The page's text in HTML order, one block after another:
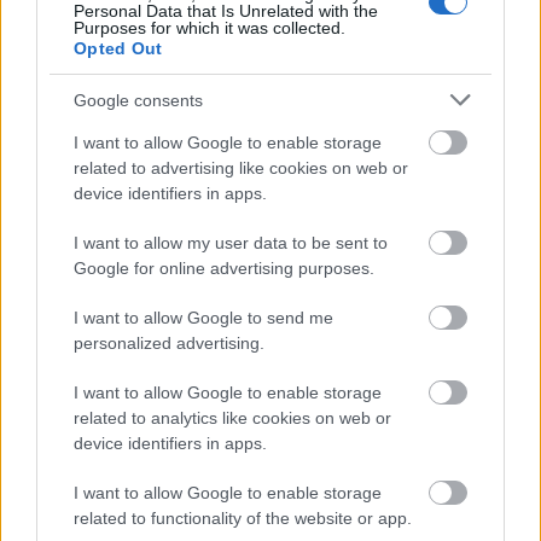
Personal Data that Is Unrelated with the
Purposes for which it was collected.
Opted Out
Google consents
I want to allow Google to enable storage
related to advertising like cookies on web or
device identifiers in apps.
I want to allow my user data to be sent to
Google for online advertising purposes.
I want to allow Google to send me
personalized advertising.
I want to allow Google to enable storage
related to analytics like cookies on web or
device identifiers in apps.
I want to allow Google to enable storage
related to functionality of the website or app.
Peru pod Huascaránem.
Sociální média – sledujte aktuální dění
facebook.com/jiz50
KalendářSki Classics Pro Tour XVII.
1. závod: 13. prosince 2025 – Bad Gastein
Pro Team Tempo – Sportgastein, Rakousko,
2. závod: 14. prosince 2025 – Bad Gastein
Criterium – Sportgastein, Rakousko, 36 km